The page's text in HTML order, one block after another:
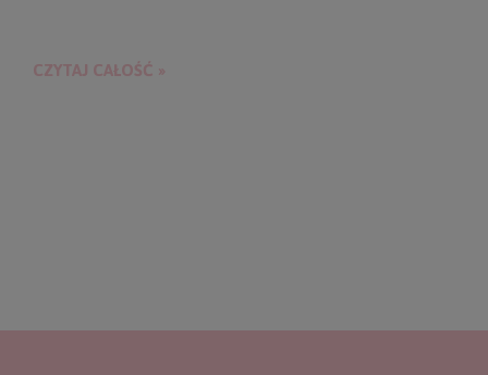
CZYTAJ CAŁOŚĆ »